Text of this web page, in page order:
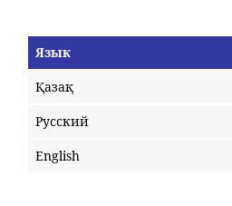
Язык
Қазақ
Русский
English